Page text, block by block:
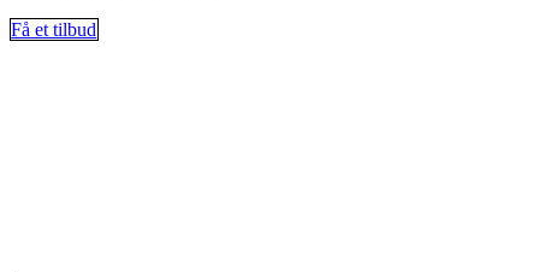
Få et tilbud